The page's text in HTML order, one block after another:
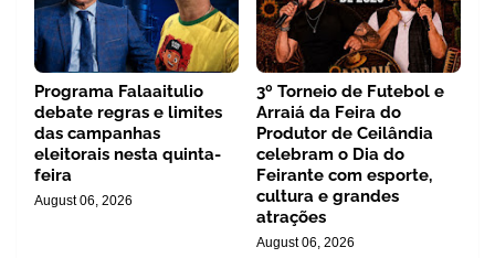
Programa Falaaitulio
debate regras e limites
das campanhas
eleitorais nesta quinta-
feira
August 06, 2026
3º Torneio de Futebol e
Arraiá da Feira do
Produtor de Ceilândia
celebram o Dia do
Feirante com esporte,
cultura e grandes
atrações
August 06, 2026